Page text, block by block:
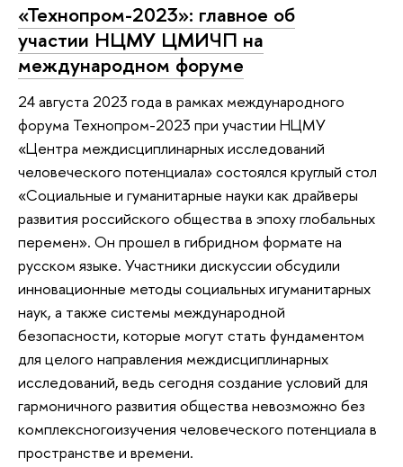
«Технопром-2023»: главное об
участии НЦМУ ЦМИЧП на
международном форуме
24 августа 2023 года в рамках международного
форума Технопром-2023 при участии НЦМУ
«Центра междисциплинарных исследований
человеческого потенциала» состоялся круглый стол
«Социальные и гуманитарные науки как драйверы
развития российского общества в эпоху глобальных
перемен». Он прошел в гибридном формате на
русском языке. Участники дискуссии обсудили
инновационные методы социальных игуманитарных
наук, а также системы международной
безопасности, которые могут стать фундаментом
для целого направления междисциплинарных
исследований, ведь сегодня создание условий для
гармоничного развития общества невозможно без
комплексногоизучения человеческого потенциала в
пространстве и времени.